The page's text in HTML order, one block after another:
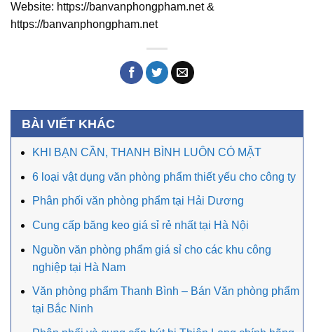
Website: https://banvanphongpham.net &
https://banvanphongpham.net
BÀI VIẾT KHÁC
KHI BẠN CẦN, THANH BÌNH LUÔN CÓ MẶT
6 loại vật dụng văn phòng phẩm thiết yếu cho công ty
Phân phối văn phòng phẩm tại Hải Dương
Cung cấp băng keo giá sỉ rẻ nhất tại Hà Nội
Nguồn văn phòng phẩm giá sỉ cho các khu công
nghiệp tại Hà Nam
Văn phòng phẩm Thanh Bình – Bán Văn phòng phẩm
tại Bắc Ninh